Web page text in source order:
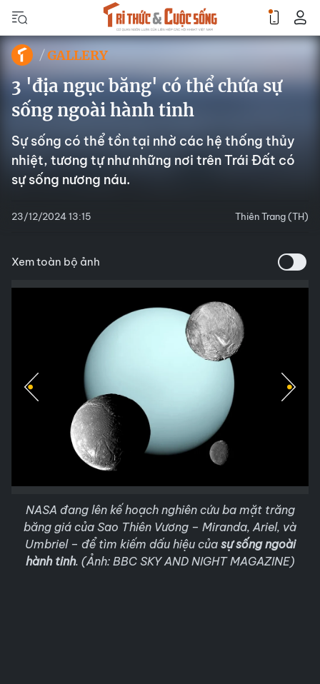
GALLERY
3 'địa ngục băng' có thể chứa sự
sống ngoài hành tinh
Sự sống có thể tồn tại nhờ các hệ thống thủy
nhiệt, tương tự như những nơi trên Trái Đất có
sự sống nương náu.
23/12/2024 13:15 Thiên Trang (TH)
Xem toàn bộ ảnh
NASA đang lên kế hoạch nghiên cứu ba mặt trăng
băng giá của Sao Thiên Vương – Miranda, Ariel, và
Umbriel – để tìm kiếm dấu hiệu của sự sống ngoài
hành tinh. (Ảnh: BBC SKY AND NIGHT MAGAZINE)